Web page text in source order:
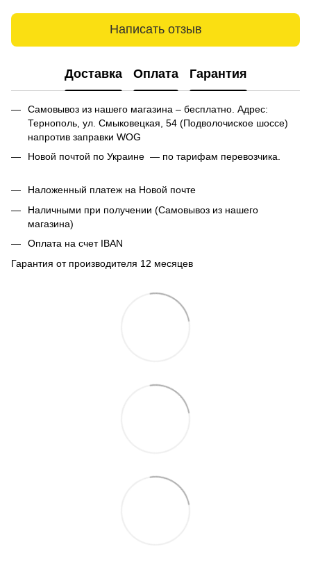
Написать отзыв
Доставка Оплата Гарантия
Самовывоз из нашего магазина – бесплатно. Адрес:
Тернополь, ул. Смыковецкая, 54 (Подволочиское шоссе)
напротив заправки WOG
Новой почтой по Украине — по тарифам перевозчика.
Наложенный платеж на Новой почте
Наличными при получении (Самовывоз из нашего
магазина)
Оплата на счет IBAN
Гарантия от производителя 12 месяцев